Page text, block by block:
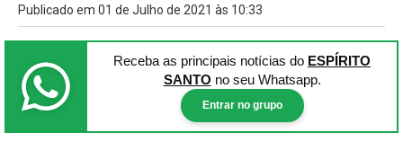
Publicado em 01 de Julho de 2021 às 10:33
Receba as principais notícias do ESPÍRITO
SANTO no seu Whatsapp.
Entrar no grupo